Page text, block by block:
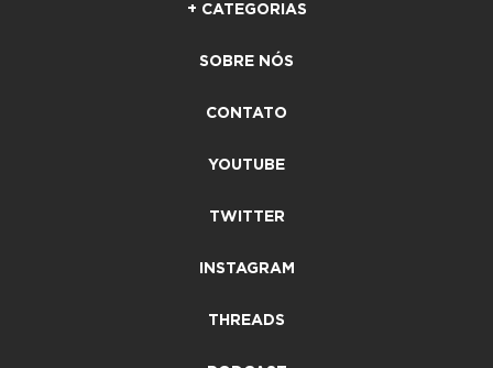
+ CATEGORIAS
SOBRE NÓS
CONTATO
YOUTUBE
TWITTER
INSTAGRAM
THREADS